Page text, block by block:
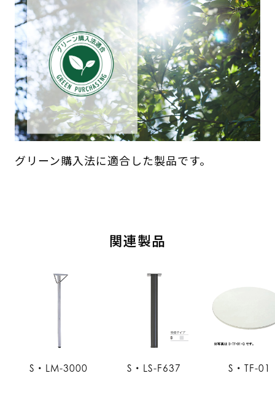
グリーン購入法に適合した製品です。
関連製品
S・LM-3000 S・LS-F637 S・TF-01